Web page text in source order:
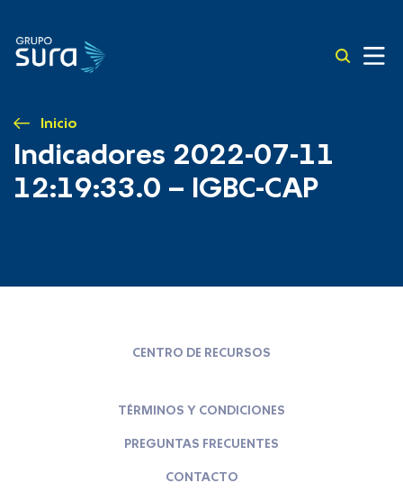
Inicio
Indicadores 2022-07-11
12:19:33.0 – IGBC-CAP
CENTRO DE RECURSOS
TÉRMINOS Y CONDICIONES
PREGUNTAS FRECUENTES
CONTACTO